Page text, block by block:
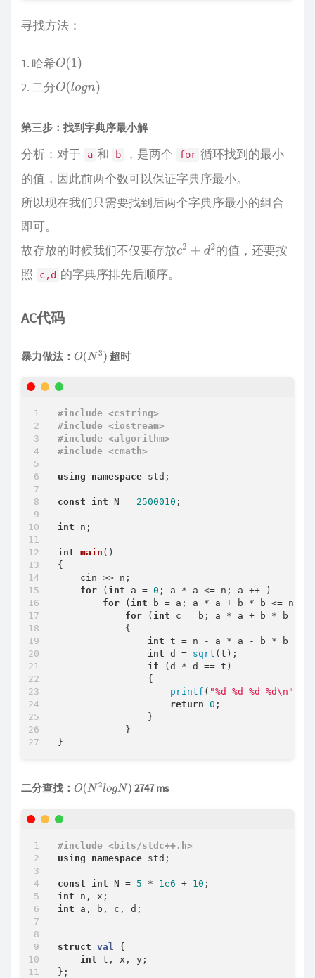
寻找方法：
哈希O(1)
二分O(logn)
第三步：找到字典序最小解
分析：对于 a 和 b ，是两个 for 循环找到的最小
的值，因此前两个数可以保证字典序最小。
所以现在我们只需要找到后两个字典序最小的组合
即可。
故存放的时候我们不仅要存放c2 +d2
的值，还要按
照
c,d 的字典序排先后顺序。
AC代码
暴力做法： O(N3) 超时
#include <cstring>
#include <iostream>
#include <algorithm>
#include <cmath>
using namespace std;
const int N = 2500010 ;
int n;
int main ()
{
    cin >> n;
for ( int a = 0 ; a * a <= n; a ++ )
for ( int b = a; a * a + b * b <= n; b
for ( int c = b; a * a + b * b + c
            {
int t = n - a * a - b * b - c
int d = sqrt (t);
if (d * d == t)
                {
printf ( "%d %d %d %d\n"
return 0 ;
                }
            }
二分查找： O(N2logN) 2747 ms
#include <bits/stdc++.h>
using
namespace std;
const int N = 5 * 1e6 + 10
int
int a, b, c, d;
struct val
{
int t, x, y;
};